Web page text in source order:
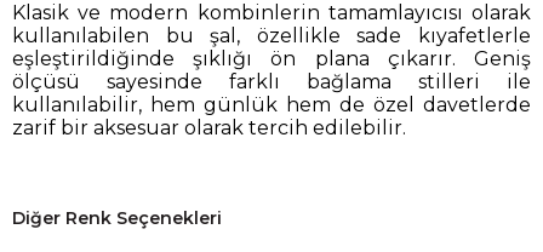
Klasik ve modern kombinlerin tamamlayıcısı olarak
kullanılabilen bu şal, özellikle sade kıyafetlerle
eşleştirildiğinde şıklığı ön plana çıkarır. Geniş
ölçüsü sayesinde farklı bağlama stilleri ile
kullanılabilir, hem günlük hem de özel davetlerde
zarif bir aksesuar olarak tercih edilebilir.
Diğer Renk Seçenekleri